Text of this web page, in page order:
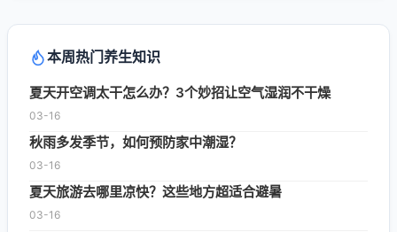
本周热门养生知识
夏天开空调太干怎么办？3个妙招让空气湿润不干燥
03-16
秋雨多发季节，如何预防家中潮湿？
03-16
夏天旅游去哪里凉快？这些地方超适合避暑
03-16